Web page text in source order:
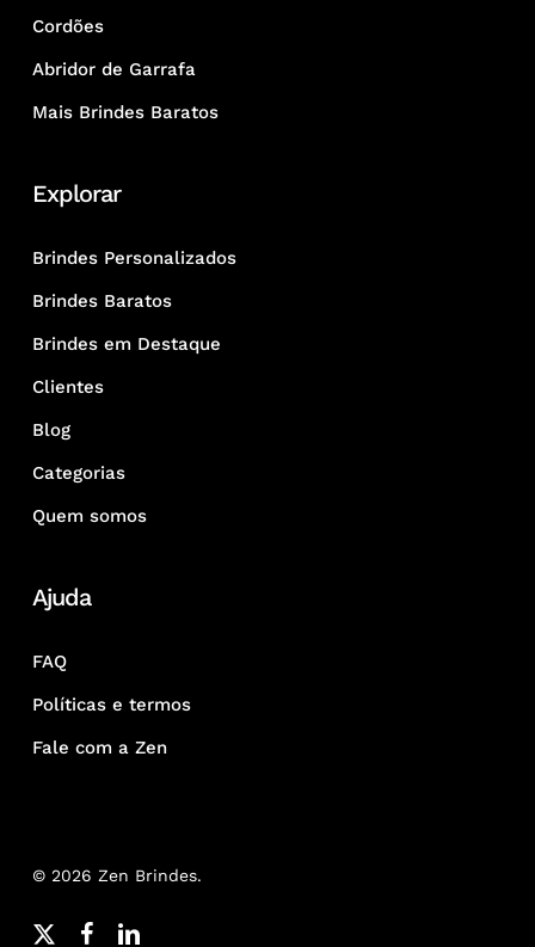
Cordões
Abridor de Garrafa
Mais Brindes Baratos
Explorar
Brindes Personalizados
Brindes Baratos
Brindes em Destaque
Clientes
Blog
Categorias
Quem somos
Ajuda
FAQ
Políticas e termos
Fale com a Zen
© 2026 Zen Brindes.
x- facebooklinkedin